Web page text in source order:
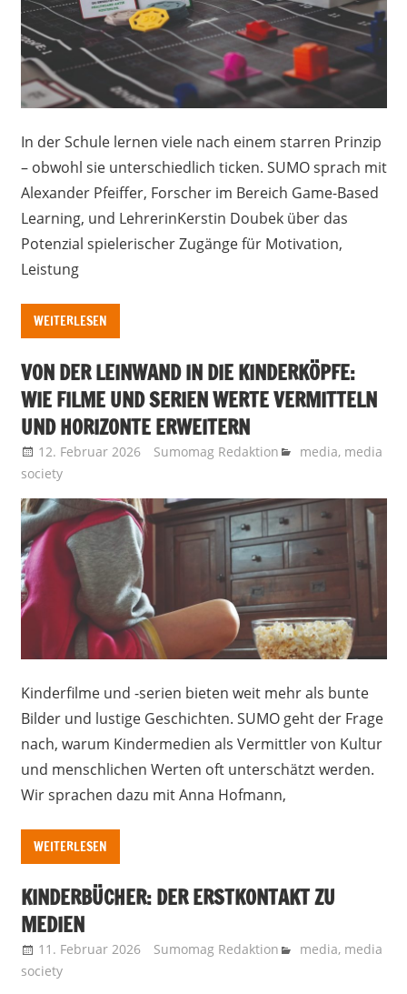
In der Schule lernen viele nach einem starren Prinzip
– obwohl sie unterschiedlich ticken. SUMO sprach mit
Alexander Pfeiffer, Forscher im Bereich Game-Based
Learning, und LehrerinKerstin Doubek über das
Potenzial spielerischer Zugänge für Motivation,
Leistung
WEITERLESEN
VON DER LEINWAND IN DIE KINDERKÖPFE:
WIE FILME UND SERIEN WERTE VERMITTELN
UND HORIZONTE ERWEITERN
12. Februar 2026 Sumomag Redaktion media, media
society
Kinderfilme und -serien bieten weit mehr als bunte
Bilder und lustige Geschichten. SUMO geht der Frage
nach, warum Kindermedien als Vermittler von Kultur
und menschlichen Werten oft unterschätzt werden.
Wir sprachen dazu mit Anna Hofmann,
WEITERLESEN
KINDERBÜCHER: DER ERSTKONTAKT ZU
MEDIEN
11. Februar 2026 Sumomag Redaktion media, media
society